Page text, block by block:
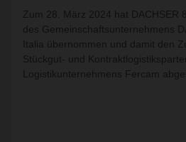
Zum 28. März 2024 hat DACHSER
des Gemeinschaftsunternehmens
Italia übernommen und damit den
Stückgut- und
Logistikunternehmens Fercam